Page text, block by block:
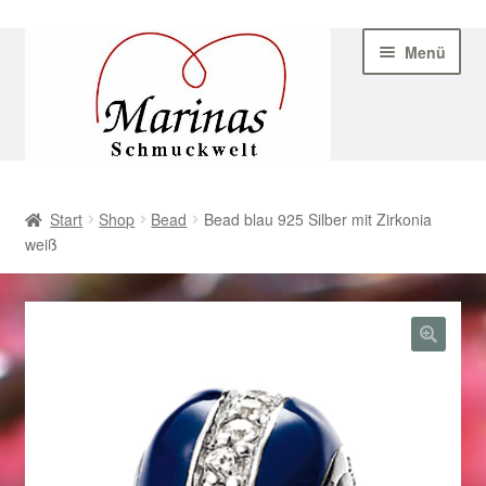
Navigation
Menü
AGB
Beispiel-Seite
Datenschutz
Geschenke zu Ostern 2023
Geschenke zu Ostern 2024
Start Shop Bead
Bead blau 925 Silber mit Zirkonia
weiß